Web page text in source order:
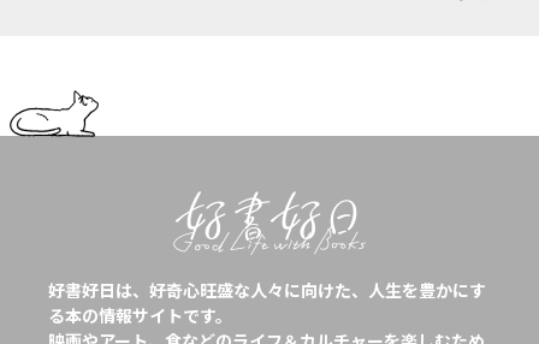
好書好日は、好奇心旺盛な人々に向けた、人生を豊かにす
る本の情報サイトです。